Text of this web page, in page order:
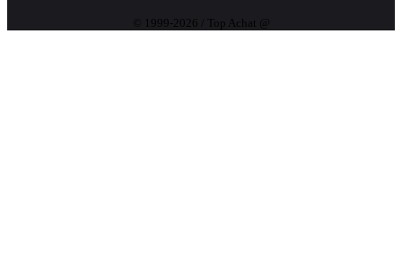
© 1999-2026 / Top Achat @